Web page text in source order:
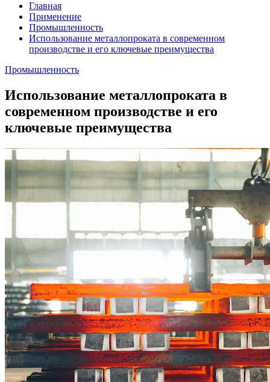
Главная
Применение
Промышленность
Использование металлопроката в современном
производстве и его ключевые преимущества
Промышленность
Использование металлопроката в
современном производстве и его
ключевые преимущества